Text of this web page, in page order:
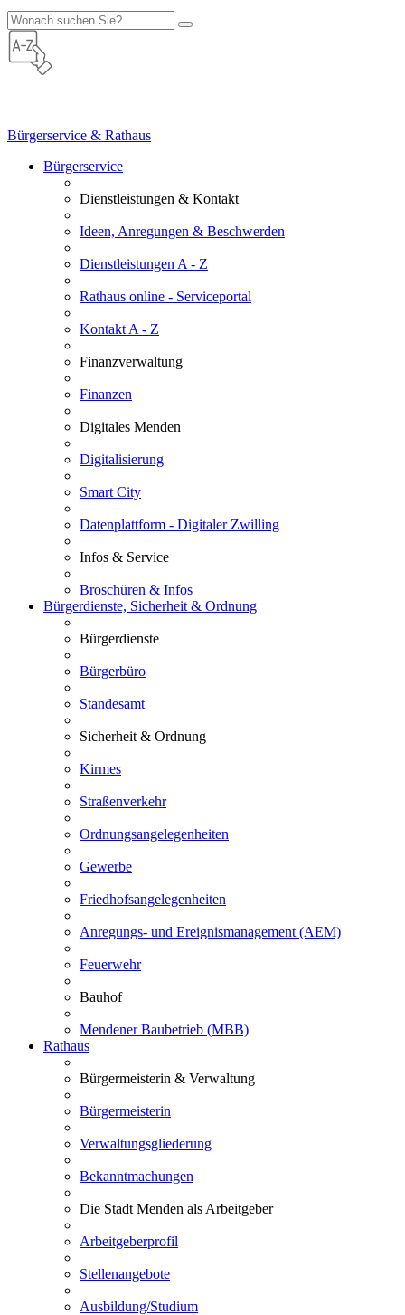
Bürgerservice & Rathaus
Bürgerservice
Dienstleistungen & Kontakt
Ideen, Anregungen & Beschwerden
Dienstleistungen A - Z
Rathaus online - Serviceportal
Kontakt A - Z
Finanzverwaltung
Finanzen
Digitales Menden
Digitalisierung
Smart City
Datenplattform - Digitaler Zwilling
Infos & Service
Broschüren & Infos
Bürgerdienste, Sicherheit & Ordnung
Bürgerdienste
Bürgerbüro
Standesamt
Sicherheit & Ordnung
Kirmes
Straßenverkehr
Ordnungsangelegenheiten
Gewerbe
Friedhofsangelegenheiten
Anregungs- und Ereignismanagement (AEM)
Feuerwehr
Bauhof
Mendener Baubetrieb (MBB)
Rathaus
Bürgermeisterin & Verwaltung
Bürgermeisterin
Verwaltungsgliederung
Bekanntmachungen
Die Stadt Menden als Arbeitgeber
Arbeitgeberprofil
Stellenangebote
Ausbildung/Studium